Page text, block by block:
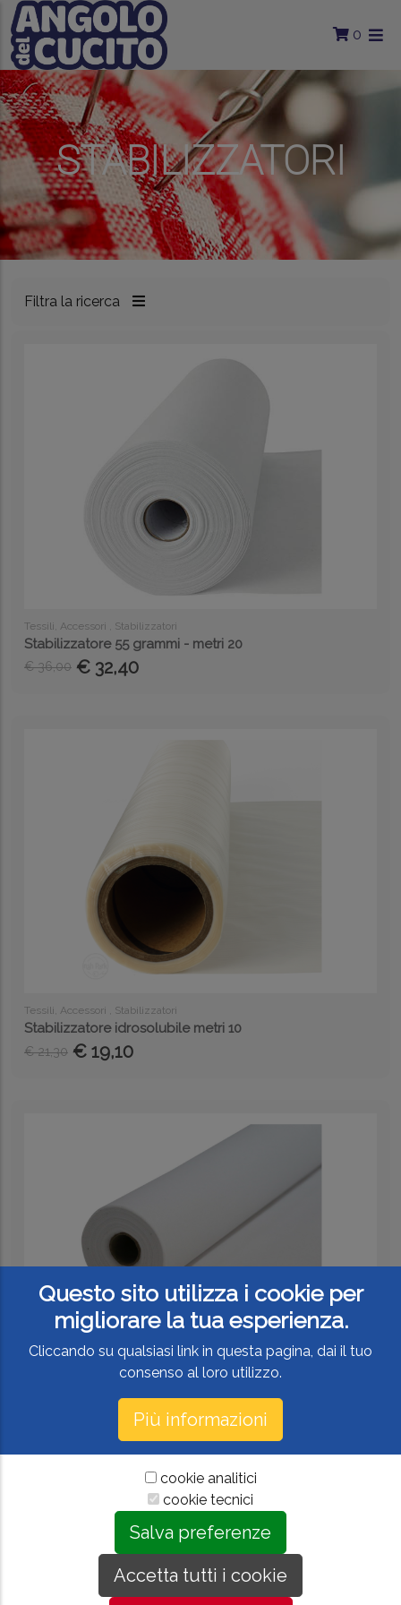
Salta al contenuto principale
0
STABILIZZATORI
Filtra la ricerca
Tessili, Accessori , Stabilizzatori
Stabilizzatore 55 grammi - metri 20
€ 36,00 € 32,40
Tessili, Accessori , Stabilizzatori
Stabilizzatore idrosolubile metri 10
€ 21,30 € 19,10
Stabilizzatore idrosolubile (vilene)/ tessuto non tessuto
€ 32,70
Questo sito utilizza i cookie per
migliorare la tua esperienza.
Cliccando su qualsiasi link in questa pagina, dai il tuo
consenso al loro utilizzo.
Più informazioni
cookie analitici
cookie tecnici
Salva preferenze
Accetta tutti i cookie